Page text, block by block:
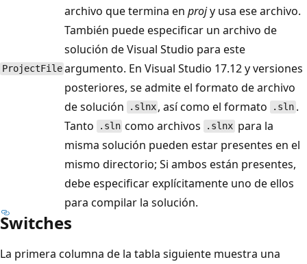
ProjectFile
archivo que termina en projy usa ese archivo.
También puede especificar un archivo de
solución de Visual Studio para este
argumento. En Visual Studio 17.12 y versiones
posteriores, se admite el formato de archivo
de solución
.slnx , así como el formato .sln.
Tanto
.sln como archivos .slnxpara la
misma solución pueden estar presentes en el
mismo directorio; Si ambos están presentes,
debe especificar explícitamente uno de ellos
para compilar la solución.
Switches
La primera columna de la tabla siguiente muestra una